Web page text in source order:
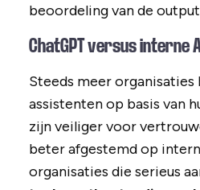
beoordeling van de
ChatGPT versus interne
Steeds meer
assistenten op basis van
zijn veiliger voor
beter afgestemd op
organisaties die serieus